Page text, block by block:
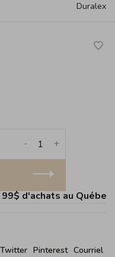
Duralex
+
-
d'achats au Québec
Twitter Pinterest Courriel